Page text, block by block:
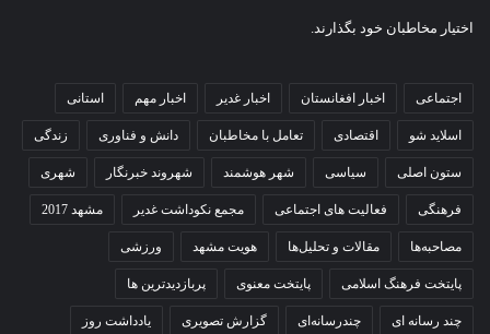
اختیار مخاطبان خود بگذارند.
اجتماعی اخبار افغانستان اخبار غدیر اخبار مهم استانی
اسلاید شو اقتصادی تعامل با مخاطبان دانش و فناوری زندگی
ستون اصلی سیاسی شهر هوشمند شهروند خبرنگار شهری
فرهنگی فعالیت های اجتماعی مجمع نکوداشت غدیر مشهد 2017
مصاحبه‌ها مقالات و تحلیل‌ها هویت مشهد ورزشی
پایتخت فرهنگ اسلامی پایتخت معنوی پربازدیدترین ها
چند رسانه ای چندرسانه‌ای گزارش تصویری یادداشت روز